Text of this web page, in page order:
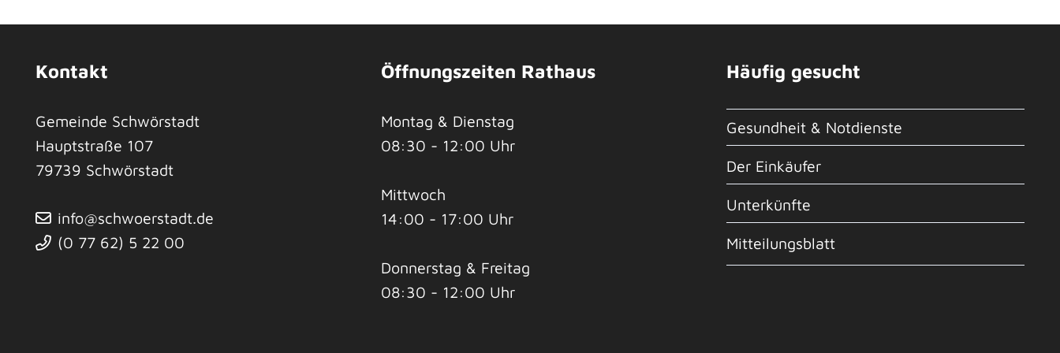
Kontakt
Gemeinde Schwörstadt
Hauptstraße 107
79739 Schwörstadt
info@schwoerstadt.de
(0 77 62) 5 22 00
Öffnungszeiten Rathaus
Montag & Dienstag
08:30 - 12:00 Uhr
Mittwoch
14:00 - 17:00 Uhr
Donnerstag & Freitag
08:30 - 12:00 Uhr
Häufig gesucht
Gesundheit & Notdienste
Der Einkäufer
Unterkünfte
Mitteilungsblatt